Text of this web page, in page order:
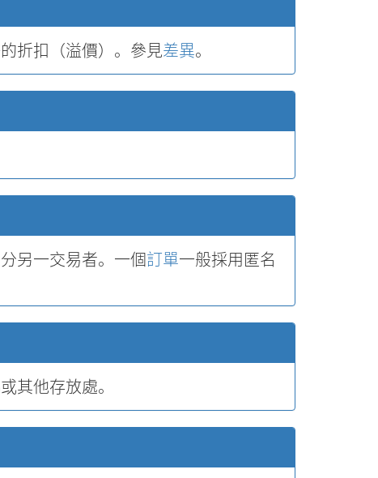
折扣（溢價）。參見差異。
另一交易者。一個訂單一般採用匿名
其他存放處。